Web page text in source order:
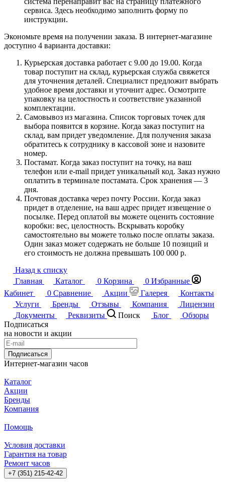
сервиса. Здесь необходимо заполнить форму по
инструкции.
Экономьте время на получении заказа. В интернет-магазине
доступно 4 варианта доставки:
Курьерская доставка работает с 9.00 до 19.00. Когда
товар поступит на склад, курьерская служба свяжется
для уточнения деталей. Специалист предложит выбрать
удобное время доставки и уточнит адрес. Осмотрите
упаковку на целостность и соответствие указанной
комплектации.
Самовывоз из магазина. Список торговых точек для
выбора появится в корзине. Когда заказ поступит на
склад, вам придет уведомление. Для получения заказа
обратитесь к сотруднику в кассовой зоне и назовите
номер.
Постамат. Когда заказ поступит на точку, на ваш
телефон или e-mail придет уникальный код. Заказ нужно
оплатить в терминале постамата. Срок хранения — 3
дня.
Почтовая доставка через почту России. Когда заказ
придет в отделение, на ваш адрес придет извещение о
посылке. Перед оплатой вы можете оценить состояние
коробки: вес, целостность. Вскрывать коробку
самостоятельно вы можете только после оплаты заказа.
Один заказ может содержать не больше 10 позиций и
его стоимость не должна превышать 100 000 р.
Назад к списку
Главная
Каталог 0 Корзина 0 Избранные
Кабинет
0 Сравнение Акции Галерея
Контакты
Услуги
Бренды Отзывы Компания
Лицензии
Документы
Реквизиты Поиск Блог
Обзоры
Подписаться
на новости и акции
Подписаться
Интернет-магазин часов
Каталог
Акции
Бренды
Компания
Помощь
Условия доставки
Гарантия на товар
Ремонт часов
+7 (351) 215-42-42